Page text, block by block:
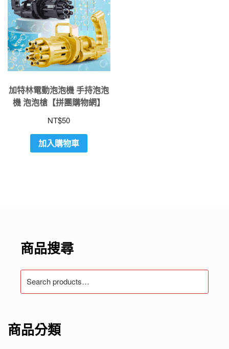
加特林電動泡泡機 手持泡泡
機 泡泡槍【拼團購物網】
NT$50
加入購物車
商品搜尋
Search
for:
商品分類